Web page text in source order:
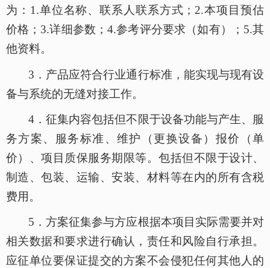
为：1.单位名称、联系人联系方式；2.本项目预估
价格；3.详细参数；4.参考评分要求（如有）；5.其
他资料。
3． 产品应符合行业通行标准，能实现与现有设
备与系统的无缝对接工作。
4．征集内容包括但不限于设备功能与产生、服
务方案、服务标准、维护（更换设备）报价（单
价）、项目质保服务期限等。包括但不限于设计、
制造、包装、运输、安装、材料等在内的所有含税
费用。
5．方案征集参与方应根据本项目实际需要并对
相关数据和要求进行确认，责任和风险自行承担。
应征单位要保证提交的方案不会侵犯任何其他人的